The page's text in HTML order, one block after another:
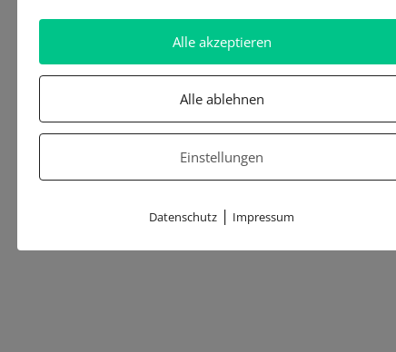
Alle akzeptieren
Alle ablehnen
Einstellungen
Datenschutz | Impressum